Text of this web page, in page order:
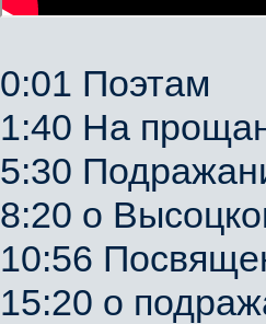
0:01 Поэтам
1:40 На
5:30
8:20 о
10:56
15:20 о